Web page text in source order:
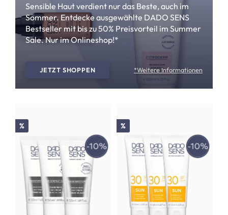
Sensible Haut verdient nur das Beste, auch im
Sommer. Entdecke ausgewählte DADO SENS
Bestseller mit bis zu 50% Preisvorteil im Summer
Sale. Nur im Onlineshop!*
JETZT SHOPPEN *Weitere Informationen
Rabatt
% Rabatt
%